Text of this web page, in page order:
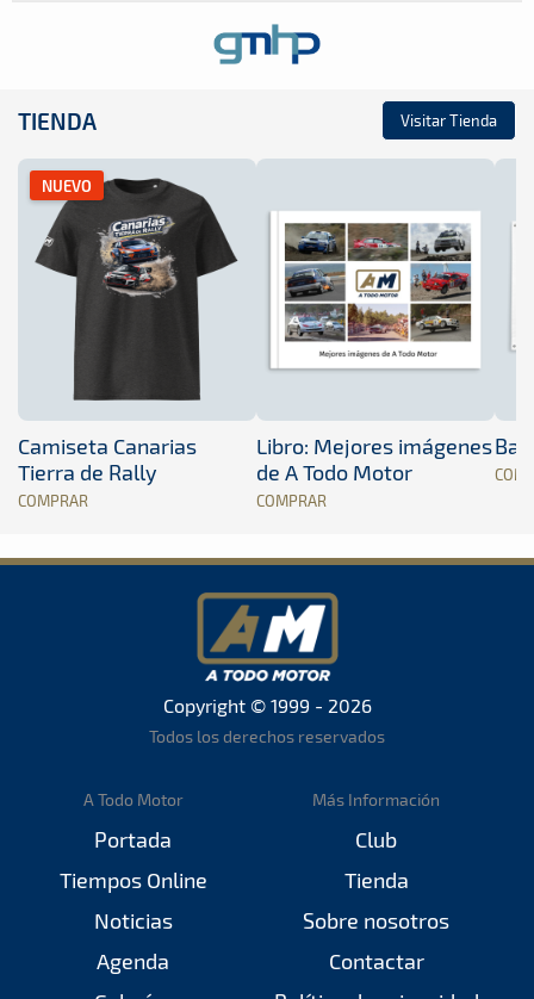
TIENDA Visitar Tienda
NUEVO
Camiseta Canarias
Tierra de Rally
COMPRAR
Libro: Mejores imágenes
de A Todo Motor
COMPRAR
Copyright © 1999 - 2026
Todos los derechos reservados
A Todo Motor
Portada
Tiempos Online
Noticias
Agenda
Más Información
Club
Tienda
Sobre nosotros
Contactar